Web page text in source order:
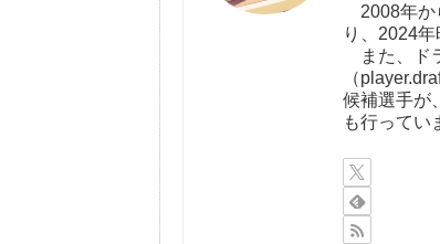
2008年か
り、2024
また、ド
（
候補選手が
も行ってい